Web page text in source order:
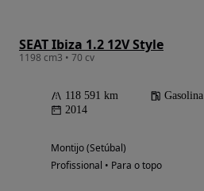
SEAT Ibiza 1.2 12V Style
1198 cm3 • 70 cv
118 591 km Gasolina
2014
Montijo (Setúbal)
Profissional • Para o topo